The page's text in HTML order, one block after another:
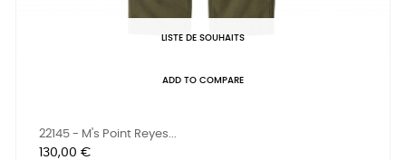
LISTE DE SOUHAITS
ADD TO COMPARE
22145 - M's Point Reyes...
Prix
130,00 €